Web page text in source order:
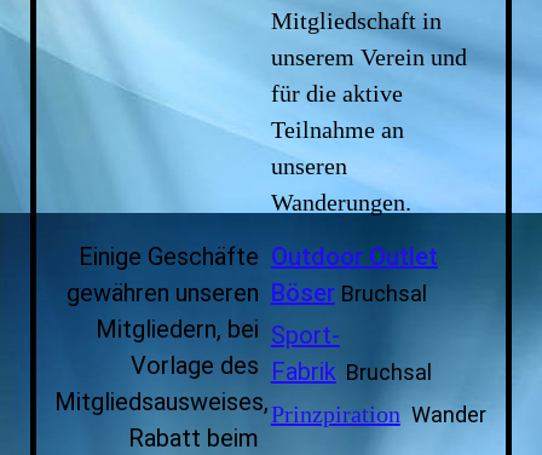
Mitgliedschaft in
unserem Verein und
für die aktive
Teilnahme an
unseren
Wanderungen.
Einige Geschäfte
gewähren unseren
Mitgliedern, bei
Vorlage des
Mitgliedsausweises,
Rabatt beim
Outdoor Outlet
Böser Bruchsal
Sport-
Fabrik Bruchsal
Prinzpiration